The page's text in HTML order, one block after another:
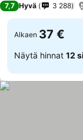
7,7 Hyvä 3 288
Alkaen 37 €
Näytä hinnat 12